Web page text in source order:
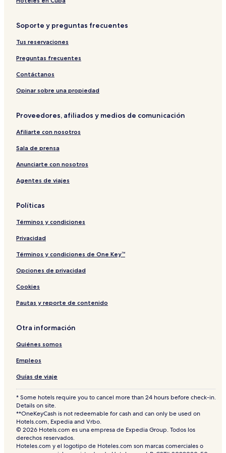
t
o
f
P
a
n
r
e
w
i
r
t
t
l
P
ö
l
a
g
r
h
o
f
Soporte y preguntas frecuentes
Tus reservaciones
Preguntas frecuentes
Contáctanos
Opinar sobre una propiedad
Proveedores, afiliados y medios de comunicación
Afiliarte con nosotros
Sala de prensa
Anunciarte con nosotros
Agentes de viajes
Políticas
Términos y condiciones
Privacidad
Términos y condiciones de One Key™
Opciones de privacidad
Cookies
Pautas y reporte de contenido
Otra información
Quiénes somos
Empleos
Guías de viaje
* Some hotels require you to cancel more than 24 hours before check-in.
Details on site.
**OneKeyCash is not redeemable for cash and can only be used on
Hotels.com, Expedia and Vrbo.
© 2026 Hotels.com es una empresa de Expedia Group. Todos los
derechos reservados.
Hoteles.com y el logotipo de Hoteles.com son marcas comerciales o